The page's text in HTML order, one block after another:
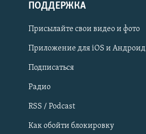
ПРИСОЕДИНЯЙТЕСЬ!
ПОДДЕРЖКА
Присылайте свои видео и фото
Приложение для iOS и Андроид
Подписаться
Радио
RSS / Podcast
Как обойти блокировку